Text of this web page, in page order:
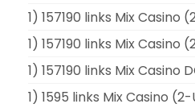
1) 157190 links Mix Casino
1) 157190 links Mix Casino
1) 157190 links Mix Casino
1) 1595 links Mix Casino (2-